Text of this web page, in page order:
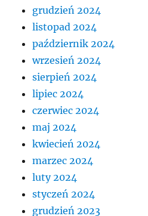
grudzień 2024
listopad 2024
październik 2024
wrzesień 2024
sierpień 2024
lipiec 2024
czerwiec 2024
maj 2024
kwiecień 2024
marzec 2024
luty 2024
styczeń 2024
grudzień 2023